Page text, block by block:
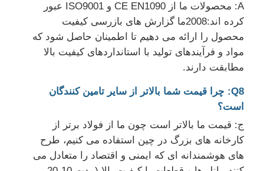
A: محصولات ما از CE EN1090 و ISO9001 عبور
کرده اند:2008ما گزارش های بازرسی کیفیت
محصول را ارائه می دهیم تا اطمینان حاصل شود که
مواد و فرآیندهای تولید با استانداردهای کیفیت بالا
مطابقت دارند.
Q8: چرا قیمت شما بالاتر از سایر تامین کنندگان
است؟
ج: قیمت ما بالاتر است چون ما از فولاد برتر از
کارخانه های بزرگ در چین استفاده می کنیم، طرح
های هوشمندانه ای که ایمنی و اقتصاد را متعادل می